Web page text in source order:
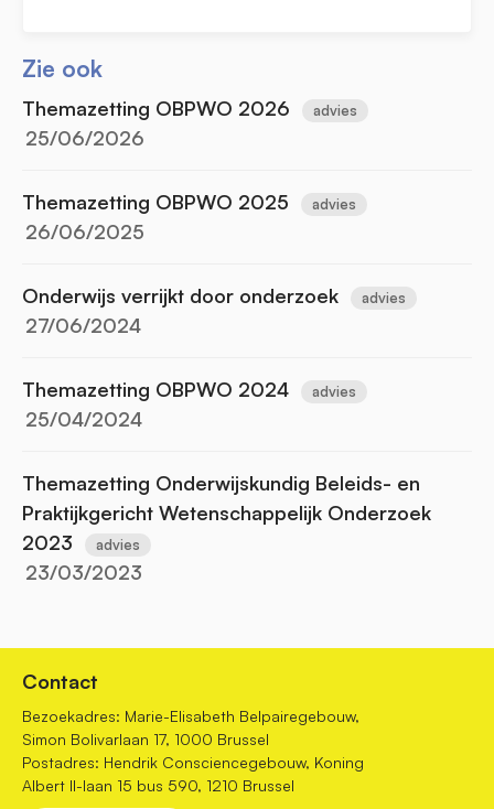
Zie ook
Themazetting OBPWO 2026 advies
25/06/2026
Themazetting OBPWO 2025 advies
26/06/2025
Onderwijs verrijkt door onderzoek advies
27/06/2024
Themazetting OBPWO 2024 advies
25/04/2024
Themazetting Onderwijskundig Beleids- en
Praktijkgericht Wetenschappelijk Onderzoek
2023
advies
23/03/2023
Contact
Bezoekadres: Marie-Elisabeth Belpairegebouw,
Simon Bolivarlaan 17, 1000 Brussel
Postadres: Hendrik Consciencegebouw, Koning
Albert II-laan 15 bus 590, 1210 Brussel